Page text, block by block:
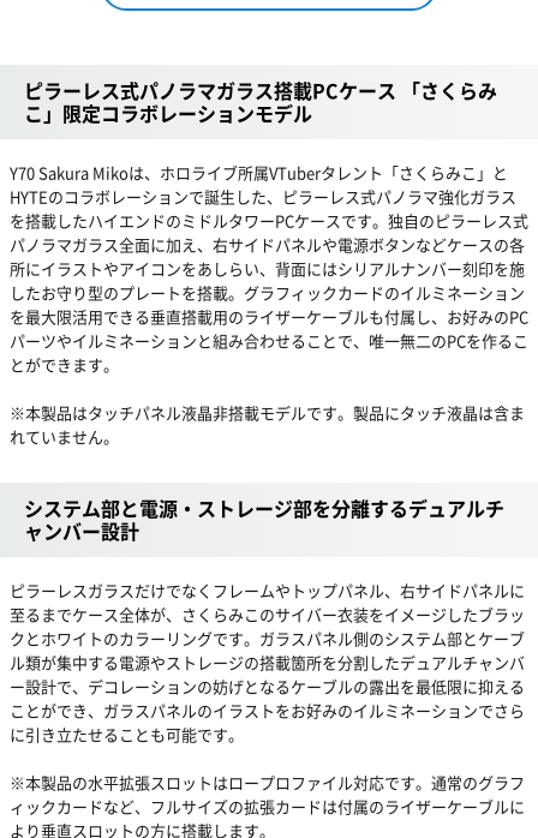
ピラーレス式パノラマガラス搭載PCケース 「さくらみ
こ」限定コラボレーションモデル
Y70 Sakura Mikoは、ホロライブ所属VTuberタレント「さくらみこ」と
HYTEのコラボレーションで誕生した、ピラーレス式パノラマ強化ガラス
を搭載したハイエンドのミドルタワーPCケースです。独自のピラーレス式
パノラマガラス全面に加え、右サイドパネルや電源ボタンなどケースの各
所にイラストやアイコンをあしらい、背面にはシリアルナンバー刻印を施
したお守り型のプレートを搭載。グラフィックカードのイルミネーション
を最大限活用できる垂直搭載用のライザーケーブルも付属し、お好みのPC
パーツやイルミネーションと組み合わせることで、唯一無二のPCを作るこ
とができます。
※本製品はタッチパネル液晶非搭載モデルです。製品にタッチ液晶は含ま
れていません。
システム部と電源・ストレージ部を分離するデュアルチ
ャンバー設計
ピラーレスガラスだけでなくフレームやトップパネル、右サイドパネルに
至るまでケース全体が、さくらみこのサイバー衣装をイメージしたブラッ
クとホワイトのカラーリングです。ガラスパネル側のシステム部とケーブ
ル類が集中する電源やストレージの搭載箇所を分割したデュアルチャンバ
ー設計で、デコレーションの妨げとなるケーブルの露出を最低限に抑える
ことができ、ガラスパネルのイラストをお好みのイルミネーションでさら
に引き立たせることも可能です。
※本製品の水平拡張スロットはロープロファイル対応です。通常のグラフ
ィックカードなど、フルサイズの拡張カードは付属のライザーケーブルに
より垂直スロットの方に搭載します。